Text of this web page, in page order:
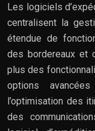
Les logiciels
centralisent la
étendue de
des bordereaux et
plus des
options
l’optimisation des
des